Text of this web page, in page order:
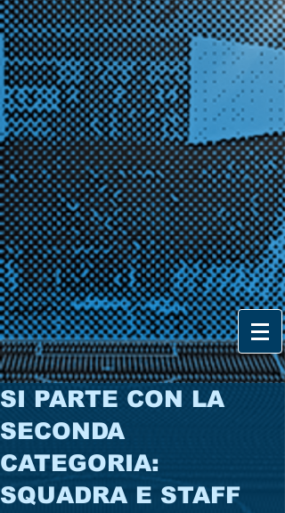
SI PARTE CON LA
SECONDA
CATEGORIA:
SQUADRA E STAFF